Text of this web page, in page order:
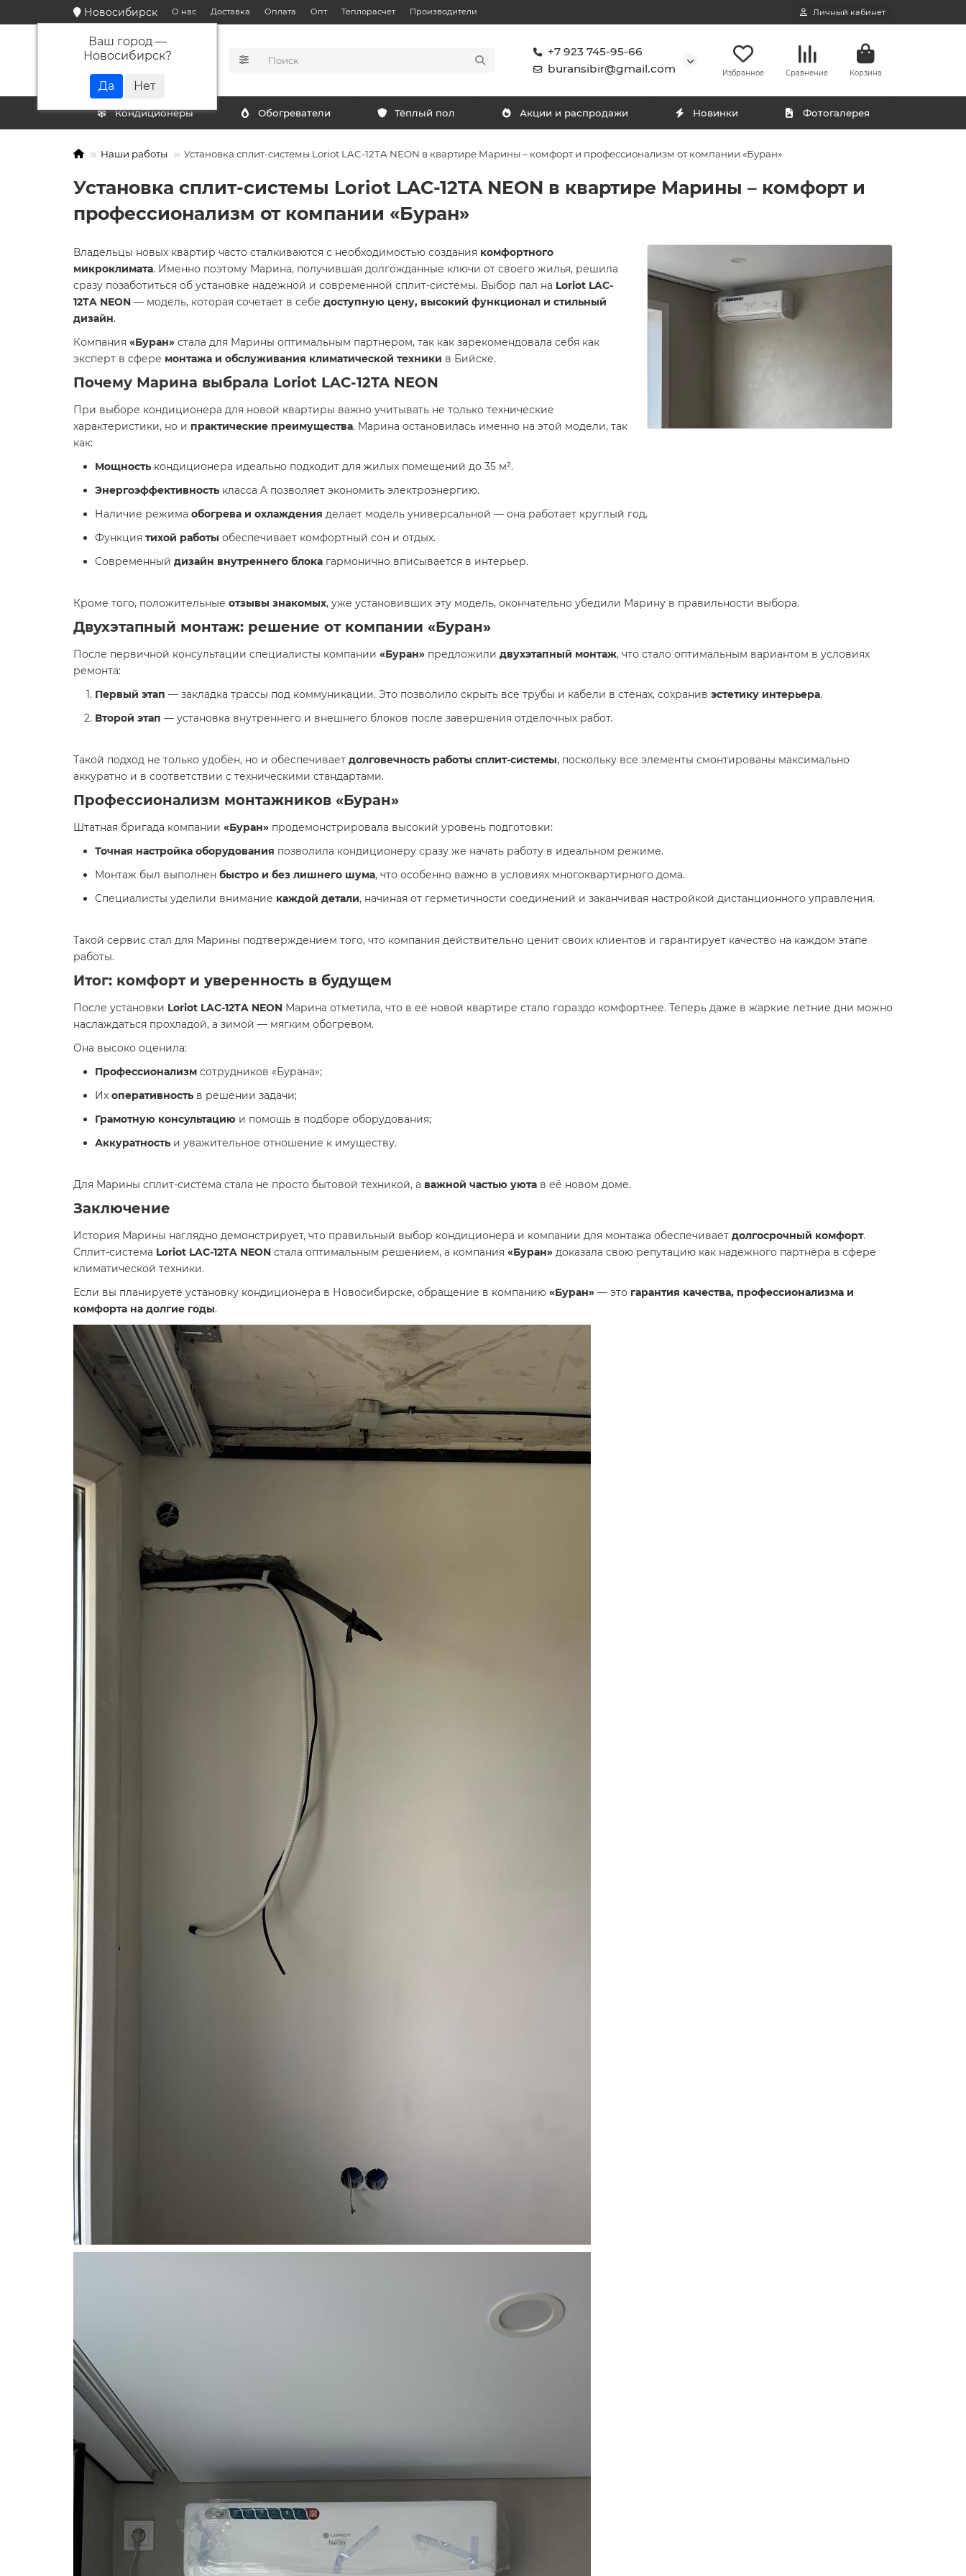
Новосибирск
Ваш город —
Новосибирск?
О нас Доставка Оплата Опт Теплорасчет Производители Личный кабинет
КАТАЛОГ
+7 923 745-95-66
buransibir@gmail.com
Избранное Сравнение Корзина
Кондиционеры Обогреватели Тёплый пол Акции и распродажи Новинки Фотогалерея
Наши работы Установка сплит-системы Loriot LAC-12TA NEON в квартире Марины – комфорт и профессионализм от компании «Буран»
Установка сплит-системы Loriot LAC-12TA NEON в квартире Марины – комфорт и
профессионализм от компании «Буран»
Владельцы новых квартир часто сталкиваются с необходимостью создания комфортного
микроклимата. Именно поэтому Марина, получившая долгожданные ключи от своего жилья, решила
сразу позаботиться об установке надежной и современной сплит-системы. Выбор пал на Loriot LAC-
12TA NEON — модель, которая сочетает в себе доступную цену, высокий функционал и стильный
дизайн.
Компания «Буран» стала для Марины оптимальным партнером, так как зарекомендовала себя как
эксперт в сфере монтажа и обслуживания климатической техники в Бийске.
Почему Марина выбрала Loriot LAC-12TA NEON
При выборе кондиционера для новой квартиры важно учитывать не только технические
характеристики, но и практические преимущества. Марина остановилась именно на этой модели, так
как:
Мощность кондиционера идеально подходит для жилых помещений до 35 м².
Энергоэффективность класса A позволяет экономить электроэнергию.
Наличие режима обогрева и охлаждения делает модель универсальной — она работает круглый год.
Функция тихой работы обеспечивает комфортный сон и отдых.
Современный дизайн внутреннего блока гармонично вписывается в интерьер.
Кроме того, положительные отзывы знакомых, уже установивших эту модель, окончательно убедили Марину в правильности выбора.
Двухэтапный монтаж: решение от компании «Буран»
После первичной консультации специалисты компании «Буран» предложили двухэтапный монтаж, что стало оптимальным вариантом в условиях
ремонта:
Первый этап — закладка трассы под коммуникации. Это позволило скрыть все трубы и кабели в стенах, сохранив эстетику интерьера.
Второй этап — установка внутреннего и внешнего блоков после завершения отделочных работ.
Такой подход не только удобен, но и обеспечивает долговечность работы сплит-системы, поскольку все элементы смонтированы максимально
аккуратно и в соответствии с техническими стандартами.
Профессионализм монтажников «Буран»
Штатная бригада компании «Буран» продемонстрировала высокий уровень подготовки:
Точная настройка оборудования позволила кондиционеру сразу же начать работу в идеальном режиме.
Монтаж был выполнен быстро и без лишнего шума, что особенно важно в условиях многоквартирного дома.
Специалисты уделили внимание каждой детали, начиная от герметичности соединений и заканчивая настройкой дистанционного управления.
Такой сервис стал для Марины подтверждением того, что компания действительно ценит своих клиентов и гарантирует качество на каждом этапе
работы.
Итог: комфорт и уверенность в будущем
После установки Loriot LAC-12TA NEON Марина отметила, что в её новой квартире стало гораздо комфортнее. Теперь даже в жаркие летние дни можно
наслаждаться прохладой, а зимой — мягким обогревом.
Она высоко оценила:
Профессионализм сотрудников «Бурана»;
Их оперативность в решении задачи;
Грамотную консультацию и помощь в подборе оборудования;
Аккуратность и уважительное отношение к имуществу.
Для Марины сплит-система стала не просто бытовой техникой, а важной частью уюта в её новом доме.
Заключение
История Марины наглядно демонстрирует, что правильный выбор кондиционера и компании для монтажа обеспечивает долгосрочный комфорт.
Сплит-система Loriot LAC-12TA NEON стала оптимальным решением, а компания «Буран» доказала свою репутацию как надежного партнёра в сфере
климатической техники.
Если вы планируете установку кондиционера в Новосибирске, обращение в компанию «Буран» — это гарантия качества, профессионализма и
комфорта на долгие годы.